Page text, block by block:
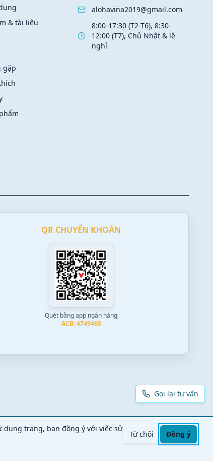
& tài liệu
gặp
alohavina2019@gmail.com
8:00-17:30 (T2-T6), 8:30-
12:00 (T7), Chủ Nhật & lễ
nghỉ
QR CHUYỂN KHOẢN
Quét bằng app ngân hàng
ACB: 4749468
trang, bạn đồng ý với việc sử
Từ chối Đồng ý
Gọi lại tư vấn